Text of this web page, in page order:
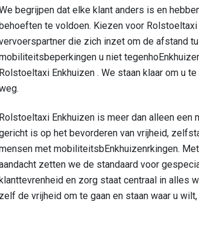
begrijpen dat elke klant anders is en
te voldoen. Kiezen voor
die zich inzet om de afstand
u niet
Rolstoeltaxi Enkhuizen . We staan klaar om u
Rolstoeltaxi Enkhuizen is meer dan alleen een
is op het bevorderen van vrijheid,
met mobiliteitsbEnkhuizenrkingen.
zetten we de standaard voor
en zorg staat centraal in alles
zelf de vrijheid om te gaan en staan waar u